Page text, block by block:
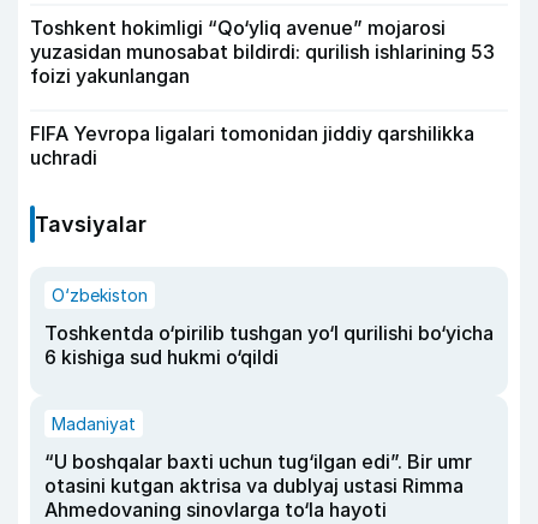
Toshkent hokimligi “Qo‘yliq avenue” mojarosi
yuzasidan munosabat bildirdi: qurilish ishlarining 53
foizi yakunlangan
FIFA Yevropa ligalari tomonidan jiddiy qarshilikka
uchradi
Tavsiyalar
O‘zbekiston
Toshkentda o‘pirilib tushgan yo‘l qurilishi bo‘yicha
6 kishiga sud hukmi o‘qildi
Madaniyat
“U boshqalar baxti uchun tug‘ilgan edi”. Bir umr
otasini kutgan aktrisa va dublyaj ustasi Rimma
Ahmedovaning sinovlarga to‘la hayoti